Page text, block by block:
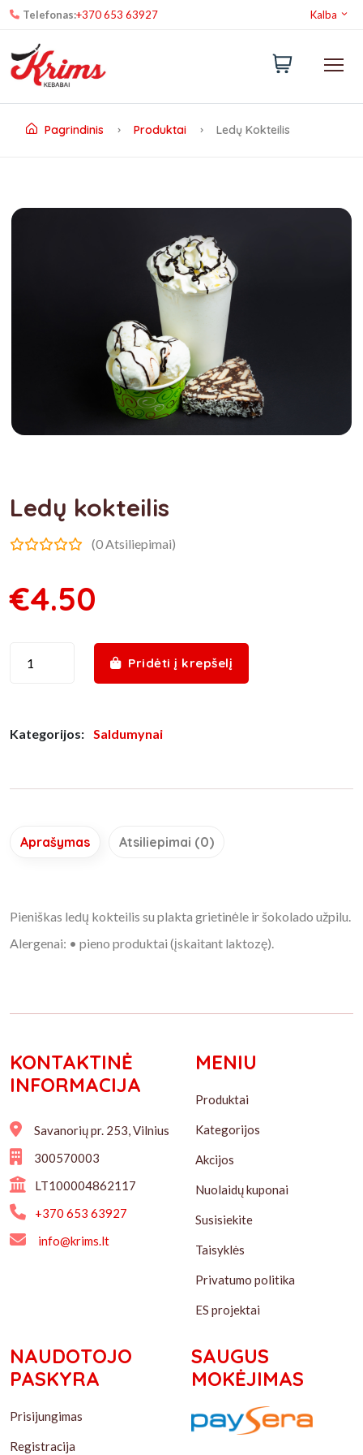
Telefonas:+370 653 63927 Kalba
Pagrindinis Produktai Ledų Kokteilis
Ledų kokteilis
(0 Atsiliepimai)
€4.50
Pridėti į krepšelį
Kategorijos: Saldumynai
Aprašymas Atsiliepimai (0)
Pieniškas ledų kokteilis su plakta grietinėle ir šokolado užpilu.
Alergenai: • pieno produktai (įskaitant laktozę).
KONTAKTINĖ
INFORMACIJA
Savanorių pr. 253, Vilnius
300570003
LT100004862117
+370 653 63927
info@krims.lt
MENIU
Produktai
Kategorijos
Akcijos
Nuolaidų kuponai
Susisiekite
Taisyklės
Privatumo politika
ES projektai
NAUDOTOJO
PASKYRA
Prisijungimas
Registracija
SAUGUS
MOKĖJIMAS